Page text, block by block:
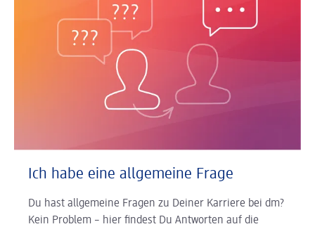
Ich habe eine allgemeine Frage
Du hast allgemeine Fragen zu Deiner Karriere bei dm?
Kein Problem – hier findest Du Antworten auf die